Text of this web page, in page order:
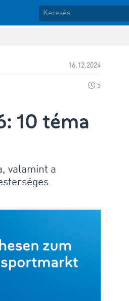
16.12.2024
5
10 téma
valamint a